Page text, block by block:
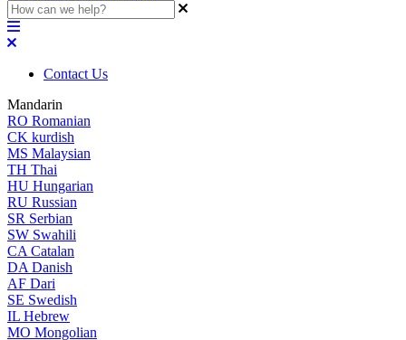
Contact Us
Mandarin
RO Romanian
CK kurdish
MS Malaysian
TH Thai
HU Hungarian
RU Russian
SR Serbian
SW Swahili
CA Catalan
DA Danish
AF Dari
SE Swedish
IL Hebrew
MO Mongolian